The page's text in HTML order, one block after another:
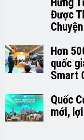
Hứng
Được
Hơn
quốc
Smart
Quốc
mới,